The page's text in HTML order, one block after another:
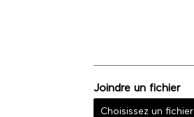
Joindre un fichier
Choisissez un fichier